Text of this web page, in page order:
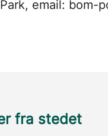
email: bom-
fra stedet